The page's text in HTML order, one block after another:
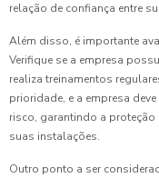
relação de confiança entre
Além disso, é importante
Verifique se a empresa
realiza treinamentos
prioridade, e a empresa
risco, garantindo a
suas instalações.
Outro ponto a ser